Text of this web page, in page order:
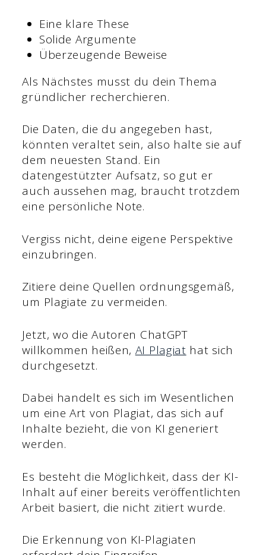
Eine klare These
Solide Argumente
Überzeugende Beweise
Als Nächstes musst du dein Thema
gründlicher recherchieren.
Die Daten, die du angegeben hast,
könnten veraltet sein, also halte sie auf
dem neuesten Stand. Ein
datengestützter Aufsatz, so gut er
auch aussehen mag, braucht trotzdem
eine persönliche Note.
Vergiss nicht, deine eigene Perspektive
einzubringen.
Zitiere deine Quellen ordnungsgemäß,
um Plagiate zu vermeiden.
Jetzt, wo die Autoren ChatGPT
willkommen heißen, AI Plagiat hat sich
durchgesetzt.
Dabei handelt es sich im Wesentlichen
um eine Art von Plagiat, das sich auf
Inhalte bezieht, die von KI generiert
werden.
Es besteht die Möglichkeit, dass der KI-
Inhalt auf einer bereits veröffentlichten
Arbeit basiert, die nicht zitiert wurde.
Die Erkennung von KI-Plagiaten